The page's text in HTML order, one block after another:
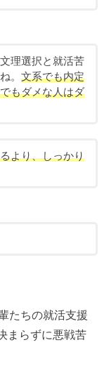
理選択と就活苦
。 文系でも内定
もダメな人はダ
より、しっかり
たちの就活支援
まらずに悪戦苦